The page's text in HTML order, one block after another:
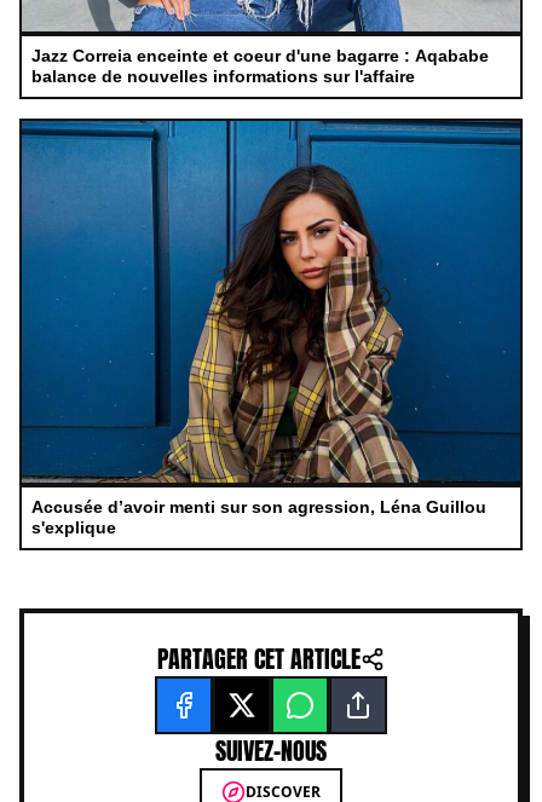
Jazz Correia enceinte et coeur d'une bagarre : Aqababe
balance de nouvelles informations sur l'affaire
Accusée d’avoir menti sur son agression, Léna Guillou
s'explique
PARTAGER CET ARTICLE
SUIVEZ-NOUS
DISCOVER